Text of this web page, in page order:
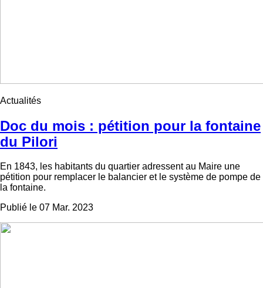
Actualités
Doc du mois : pétition pour la fontaine
du Pilori
En 1843, les habitants du quartier adressent au Maire une
pétition pour remplacer le balancier et le système de pompe de
la fontaine.
Publié le 07 Mar. 2023